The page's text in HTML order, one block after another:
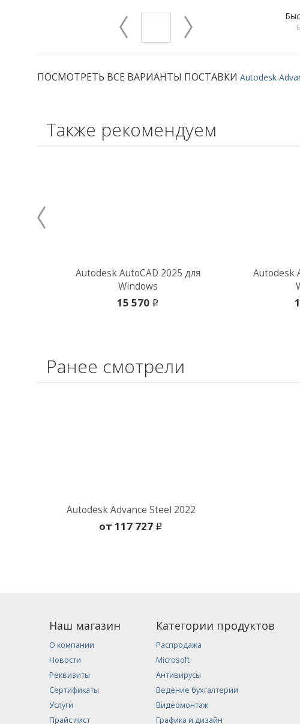
ПОСМОТРЕТЬ ВСЕ ВАРИАНТЫ ПОСТАВКИ Autodesk
Также рекомендуем
Autodesk AutoCAD 2025 для
Windows
15 570 i
Autodesk
Ранее смотрели
Autodesk Advance Steel 2022
oт 117 727 i
Наш магазин
О компании
Новости
Реквизиты
Сертификаты
Услуги
Прайс лист
Категории продуктов
Распродажа
Microsoft
Антивирусы
Ведение бухгалтерии
Видеомонтаж
Графика и дизайн